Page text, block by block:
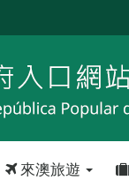
來澳旅遊